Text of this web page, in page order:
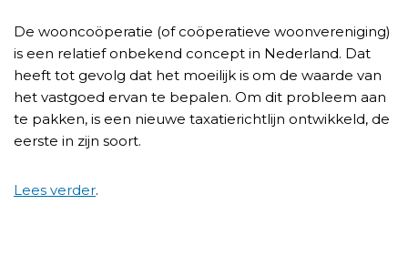
De wooncoöperatie (of coöperatieve woonvereniging)
is een relatief onbekend concept in Nederland. Dat
heeft tot gevolg dat het moeilijk is om de waarde van
het vastgoed ervan te bepalen. Om dit probleem aan
te pakken, is een nieuwe taxatierichtlijn ontwikkeld, de
eerste in zijn soort.
Lees verder.